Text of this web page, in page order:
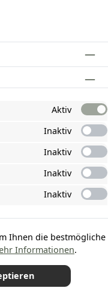
Aktiv
Inaktiv
Inaktiv
Inaktiv
Inaktiv
Ihnen die bestmögliche
Informationen.